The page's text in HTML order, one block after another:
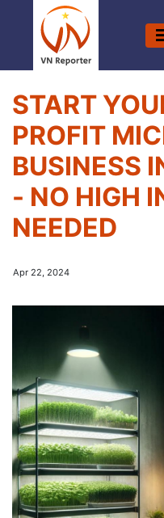
START
PROFIT
BUSINESS
- NO HIGH
NEEDED
Apr 22, 2024